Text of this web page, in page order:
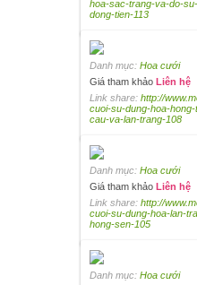
hoa-sac-trang-va-do-
dong-tien-113
Danh mục: Hoa cưới
Giá tham khảo Liên hệ
Link share: http://
cuoi-su-dung-hoa-
cau-va-lan-trang-108
Danh mục: Hoa cưới
Giá tham khảo Liên hệ
Link share: http://
cuoi-su-dung-hoa-lan-
hong-sen-105
Danh mục: Hoa cưới